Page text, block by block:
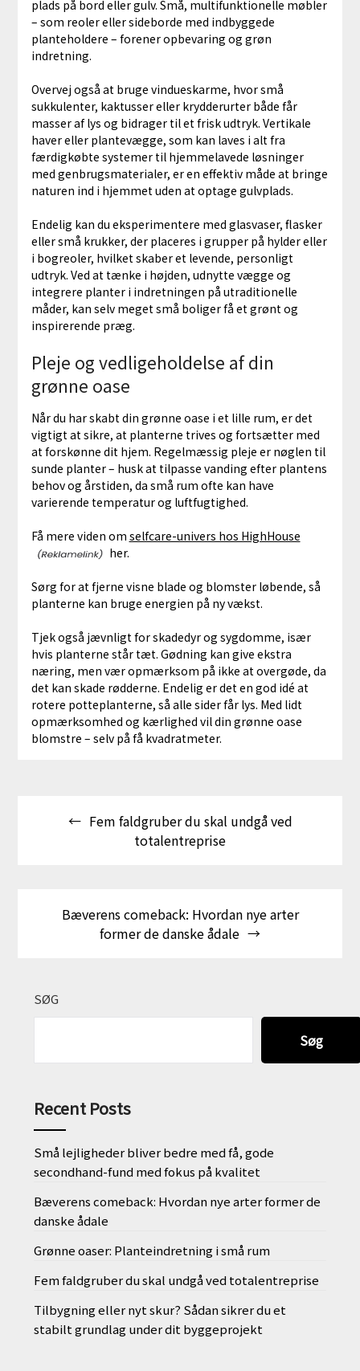
plads på bord eller gulv. Små, multifunktionelle møbler
– som reoler eller sideborde med indbyggede
planteholdere – forener opbevaring og grøn
indretning.
Overvej også at bruge vindueskarme, hvor små
sukkulenter, kaktusser eller krydderurter både får
masser af lys og bidrager til et frisk udtryk. Vertikale
haver eller plantevægge, som kan laves i alt fra
færdigkøbte systemer til hjemmelavede løsninger
med genbrugsmaterialer, er en effektiv måde at bringe
naturen ind i hjemmet uden at optage gulvplads.
Endelig kan du eksperimentere med glasvaser, flasker
eller små krukker, der placeres i grupper på hylder eller
i bogreoler, hvilket skaber et levende, personligt
udtryk. Ved at tænke i højden, udnytte vægge og
integrere planter i indretningen på utraditionelle
måder, kan selv meget små boliger få et grønt og
inspirerende præg.
Pleje og vedligeholdelse af din
grønne oase
Når du har skabt din grønne oase i et lille rum, er det
vigtigt at sikre, at planterne trives og fortsætter med
at forskønne dit hjem. Regelmæssig pleje er nøglen til
sunde planter – husk at tilpasse vanding efter plantens
behov og årstiden, da små rum ofte kan have
varierende temperatur og luftfugtighed.
Få mere viden om selfcare-univers hos HighHouse
her.
Sørg for at fjerne visne blade og blomster løbende, så
planterne kan bruge energien på ny vækst.
Tjek også jævnligt for skadedyr og sygdomme, især
hvis planterne står tæt. Gødning kan give ekstra
næring, men vær opmærksom på ikke at overgøde, da
det kan skade rødderne. Endelig er det en god idé at
rotere potteplanterne, så alle sider får lys. Med lidt
opmærksomhed og kærlighed vil din grønne oase
blomstre – selv på få kvadratmeter.
Fem faldgruber du skal undgå ved
totalentreprise
Bæverens comeback: Hvordan nye arter
former de danske ådale
SØG
Søg
Recent Posts
Små lejligheder bliver bedre med få, gode
secondhand-fund med fokus på kvalitet
Bæverens comeback: Hvordan nye arter former de
danske ådale
Grønne oaser: Planteindretning i små rum
Fem faldgruber du skal undgå ved totalentreprise
Tilbygning eller nyt skur? Sådan sikrer du et
stabilt grundlag under dit byggeprojekt